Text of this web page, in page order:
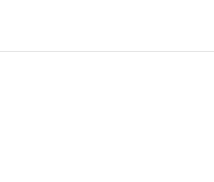
Nastojimo da budemo što
sajtu su deo naše